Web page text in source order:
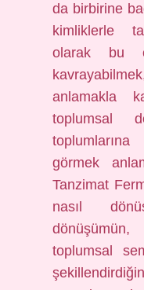
da birbirine
kimliklerle
olarak bu
anlamakla
toplumsal
görmek
Tanzimat
nasıl
toplumsal